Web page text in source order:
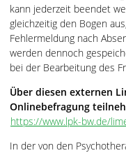
kann jederzeit beendet
gleichzeitig den Bogen
Fehlermeldung nach
werden dennoch
bei der Bearbeitung des
Über diesen externen
Onlinebefragung
https://www.lpk-bw.de/
In der von den